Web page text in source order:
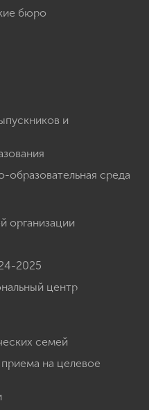
бюро
и
среда
организации
2025
центр
семей
на целевое